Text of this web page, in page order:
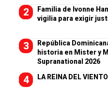
Familia de Ivonne
vigilia para exigir
República
historia en Mister y
Supranational 2026
LA REINA DEL VIENTO